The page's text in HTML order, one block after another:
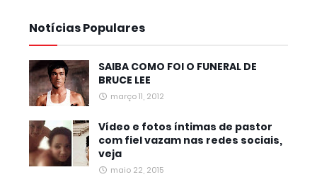
Notícias Populares
SAIBA COMO FOI O FUNERAL DE
BRUCE LEE
março 11, 2012
Vídeo e fotos íntimas de pastor
com fiel vazam nas redes sociais,
veja
maio 22, 2015